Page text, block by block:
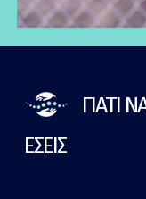
ΓΙΑΤΙ
ΕΣΕΙΣ